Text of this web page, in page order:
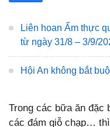
Liên hoan Ẩm thực
từ ngày 31/8 – 3/9/
Hội An không bắt
Trong các bữa ăn đặc
các đám giỗ chạp…